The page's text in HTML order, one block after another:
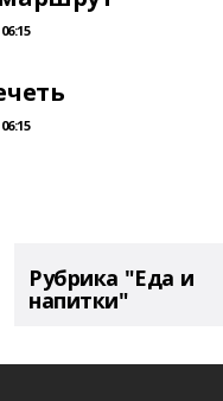
Рубрика "Еда и
напитки"